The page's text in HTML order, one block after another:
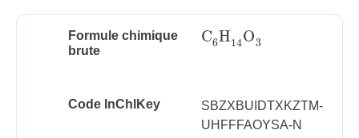
Formule chimique
brute
C6H14O3
C6H14O3
Code InChlKey
SBZXBUIDTXKZTM-
UHFFFAOYSA-N